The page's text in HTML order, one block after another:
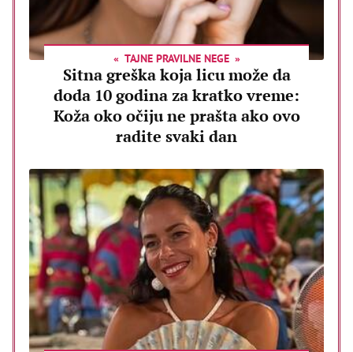
TAJNE PRAVILNE NEGE
Sitna greška koja licu može da
doda 10 godina za kratko vreme:
Koža oko očiju ne prašta ako ovo
radite svaki dan